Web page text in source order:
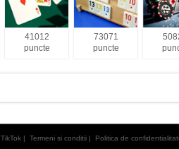
41012
puncte
73071
puncte
TikTok| Termeni si conditii| Politica de